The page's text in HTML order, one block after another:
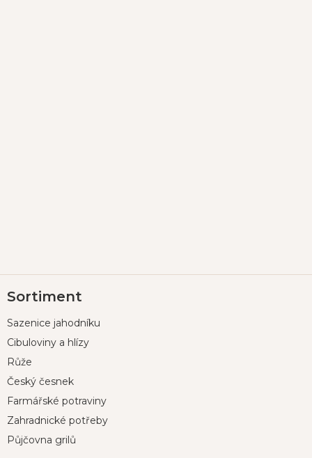
á
a
Sortiment
Sazenice jahodníku
Cibuloviny a hlízy
Růže
Český česnek
Farmářské potraviny
Zahradnické potřeby
Půjčovna grilů